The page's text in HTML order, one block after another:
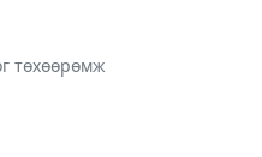
төхөөрөмж